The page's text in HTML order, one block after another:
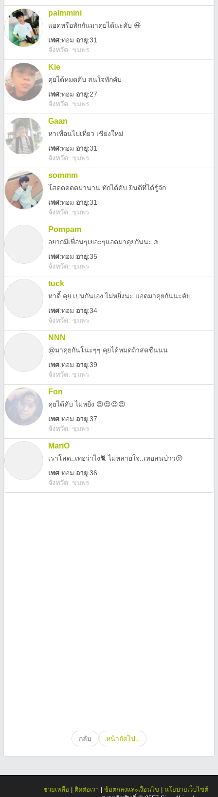
palmmini
แอดหรือทักกันมาคุยได้นะคับ 😆
เพศ:ทอม อายุ:31
จังหวัด: ชุมพร
Kie
คุยได้หมดคับ สนใจทักคับ
เพศ:ทอม อายุ:27
จังหวัด: ชุมพร
Gaan
หาเพื่อนไปเที่ยว เชียงใหม่
เพศ:ทอม อายุ:31
จังหวัด: ชุมพร
sommm
โสดดดดดมานาน ทักได้คับ ยินดีที่ได้รู้จัก
เพศ:ทอม อายุ:31
จังหวัด: ชุมพร
Pompam
อยากมีเพื่อนๆเยอะๆแอดมาคุยกันนะ☺️
เพศ:ทอม อายุ:35
จังหวัด: ชุมพร
tuck
หาดี้ คุย เปนกันเอง ไม่หยิ่งนะ แอดมาคุยกันนะคับ
เพศ:ทอม อายุ:34
จังหวัด: ชุมพร
NNN
@มาคุยกันโนะๆๆ คุยได้หมดถ้าสดชื่นนน
เพศ:ทอม อายุ:39
จังหวัด: ชุมพร
Fon
คุยได้คับ ไม่หยิ่ง 😍😍😍😍
เพศ:ทอม อายุ:37
จังหวัด: ชุมพร
MariO
เราโสด..เทอว่าไง🐈 ไม่หลายใจ..เทอสนป่าว😝
เพศ:ทอม อายุ:36
จังหวัด: ชุมพร
กลับ หน้าถัดไป..
ช่วยเหลือ ติดต่อเรา ข้อตกลงและเงื่อนไข
นโยบายเว็บไซต์